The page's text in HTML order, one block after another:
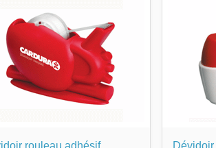
rouleau adhésif